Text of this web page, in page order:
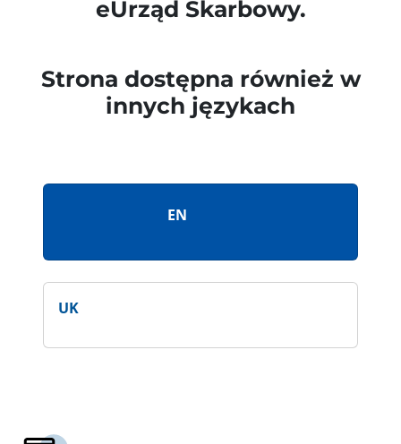
eUrząd Skarbowy.
Strona dostępna również w
innych językach
EN
UK